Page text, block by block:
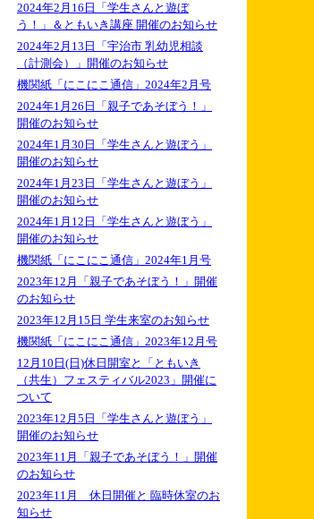
2024年2月16日「学生さんと遊ぼ
う！」＆ともいき講座 開催のお知らせ
2024年2月13日「宇治市 乳幼児相談
（計測会）」開催のお知らせ
機関紙「にこにこ通信」2024年2月号
2024年1月26日「親子であそぼう！」
開催のお知らせ
2024年1月30日「学生さんと遊ぼう」
開催のお知らせ
2024年1月23日「学生さんと遊ぼう」
開催のお知らせ
2024年1月12日「学生さんと遊ぼう」
開催のお知らせ
機関紙「にこにこ通信」2024年1月号
2023年12月「親子であそぼう！」開催
のお知らせ
2023年12月15日 学生来室のお知らせ
機関紙「にこにこ通信」2023年12月号
12月10日(日)休日開室と「ともいき
（共生）フェスティバル2023」開催に
ついて
2023年12月5日「学生さんと遊ぼう」
開催のお知らせ
2023年11月「親子であそぼう！」開催
のお知らせ
2023年11月 休日開催と 臨時休室のお
知らせ